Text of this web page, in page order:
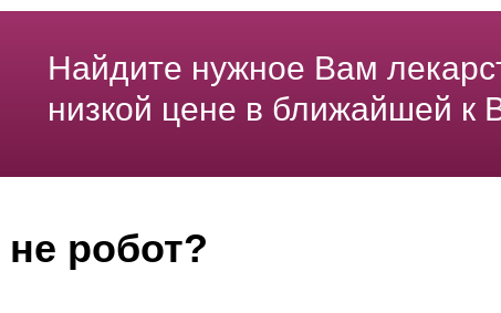
Найдите нужное Вам
низкой цене в ближайшей к
робот?